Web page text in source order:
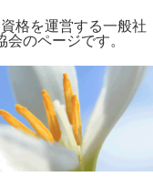
格を運営する一般社
会のページです。